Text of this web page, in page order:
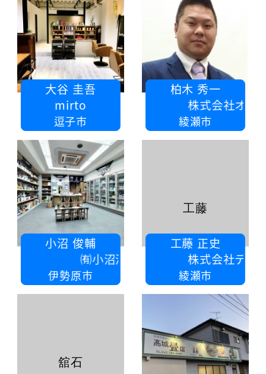
大谷 圭吾
mirto
逗子市
柏木 秀一
株式会社オーククリーン
綾瀬市
小沼 俊輔
㈲小沼酒店
伊勢原市
工藤 正史
株式会社デザインルーム
綾瀬市
工藤
舘石